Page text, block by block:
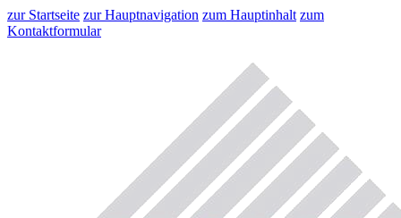
zur Startseite zur Hauptnavigation zum Hauptinhalt zum
Kontaktformular